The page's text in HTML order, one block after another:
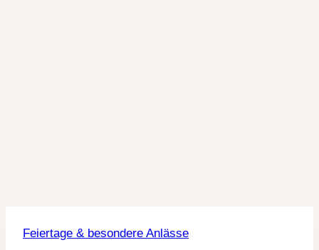
Feiertage & besondere Anlässe